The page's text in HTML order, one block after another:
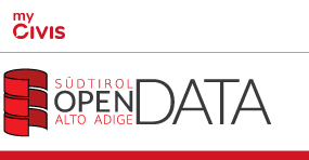
Skip to main content